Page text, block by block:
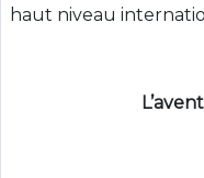
haut niveau